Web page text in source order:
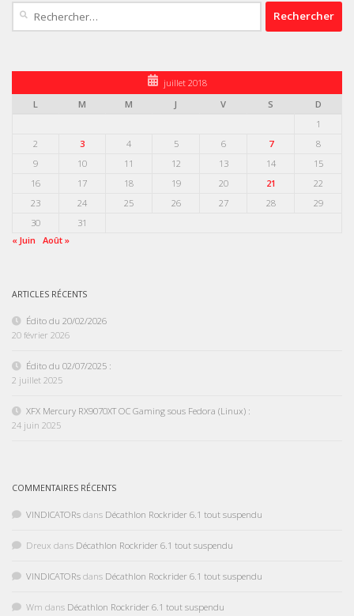
Rechercher :
juillet 2018
L
M M J V S
D
1
2
3 4 5 6 7
8
9
10 11 12 13 14
15
16
17 18 19 20 21
22
23
24 25 26 27 28
29
30
31
« Juin
Août »
ARTICLES RÉCENTS
Édito du 20/02/2026
20 février 2026
Édito du 02/07/2025 :
2 juillet 2025
XFX Mercury RX9070XT OC Gaming sous Fedora (Linux) :
24 juin 2025
COMMENTAIRES RÉCENTS
VINDICATORs dans Décathlon Rockrider 6.1 tout suspendu
Dreux dans Décathlon Rockrider 6.1 tout suspendu
VINDICATORs dans Décathlon Rockrider 6.1 tout suspendu
Wm dans Décathlon Rockrider 6.1 tout suspendu